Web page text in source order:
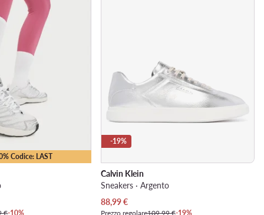
Codice: LAST
€-10%
-19%
Calvin Klein
Sneakers · Argento
Prezzo attuale
88,99€
Prezzo regolare109,99 €-19%